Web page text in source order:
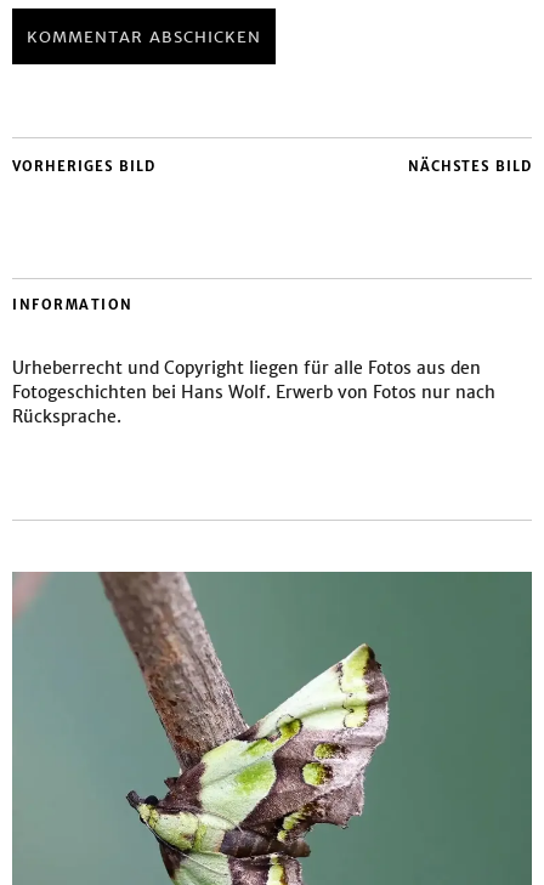
NÄCHSTES BILD
VORHERIGES BILD
INFORMATION
Urheberrecht und Copyright liegen für alle Fotos aus den
Fotogeschichten bei Hans Wolf. Erwerb von Fotos nur nach
Rücksprache.